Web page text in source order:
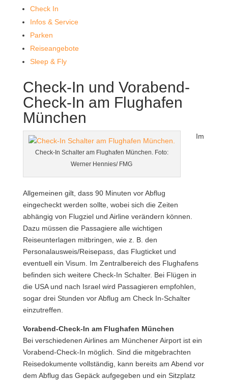
Check In
Infos & Service
Parken
Reiseangebote
Sleep & Fly
Check-In und Vorabend-
Check-In am Flughafen
München
Check-In Schalter am Flughafen München. Foto:
Werner Hennies/ FMG
Im
Allgemeinen gilt, dass 90 Minuten vor Abflug
eingecheckt werden sollte, wobei sich die Zeiten
abhängig von Flugziel und Airline verändern können.
Dazu müssen die Passagiere alle wichtigen
Reiseunterlagen mitbringen, wie z. B. den
Personalausweis/Reisepass, das Flugticket und
eventuell ein Visum. Im Zentralbereich des Flughafens
befinden sich weitere Check-In Schalter. Bei Flügen in
die USA und nach Israel wird Passagieren empfohlen,
sogar drei Stunden vor Abflug am Check In-Schalter
einzutreffen.
Vorabend-Check-In am Flughafen München
Bei verschiedenen Airlines am Münchener Airport ist ein
Vorabend-Check-In möglich. Sind die mitgebrachten
Reisedokumente vollständig, kann bereits am Abend vor
dem Abflug das Gepäck aufgegeben und ein Sitzplatz